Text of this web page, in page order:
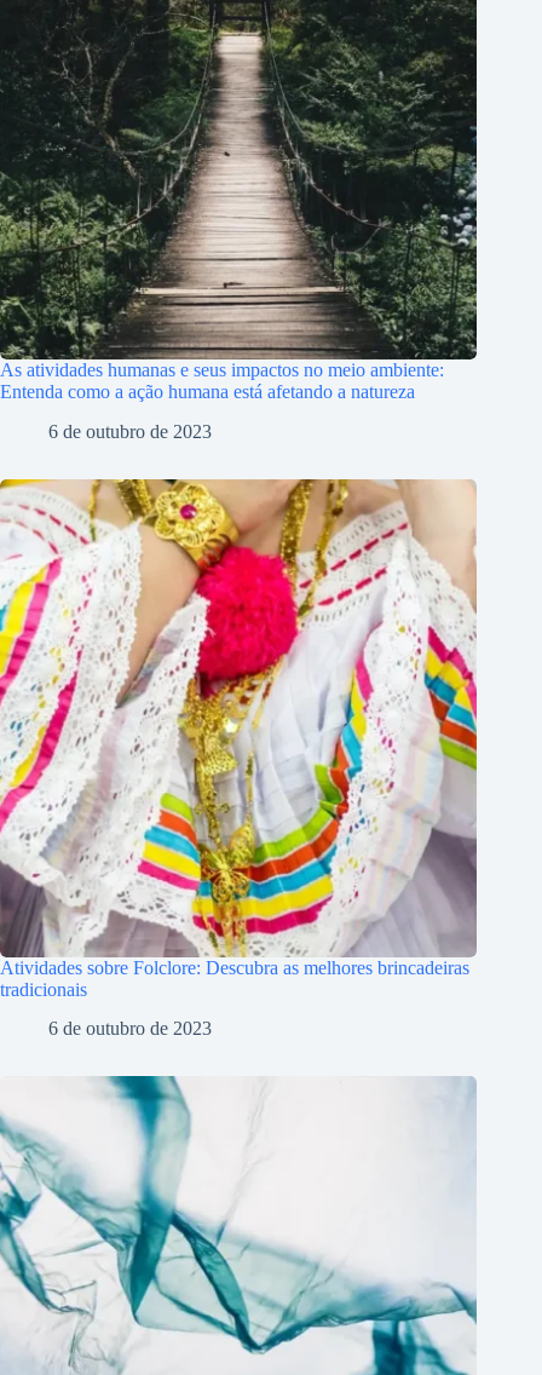
As atividades humanas e seus impactos no meio ambiente:
Entenda como a ação humana está afetando a natureza
6 de outubro de 2023
Atividades sobre Folclore: Descubra as melhores brincadeiras
tradicionais
6 de outubro de 2023